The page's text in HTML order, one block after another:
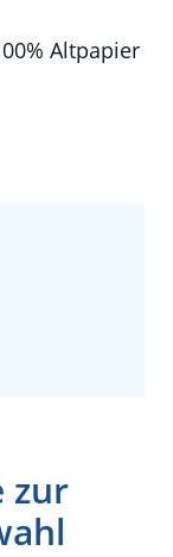
Altpapier
zur